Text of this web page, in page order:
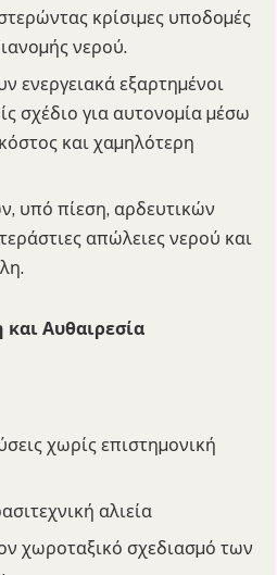
κρίσιµες υποδοµές
νερού.
ενεργειακά εξαρτηµένοι
σχέδιο για αυτονοµία µέσω
και χαµηλότερη
υπό πίεση, αρδευτικών
απώλειες νερού και
και Αυθαιρεσία
χωρίς επιστηµονική
αλιεία
χωροταξικό σχεδιασµό των